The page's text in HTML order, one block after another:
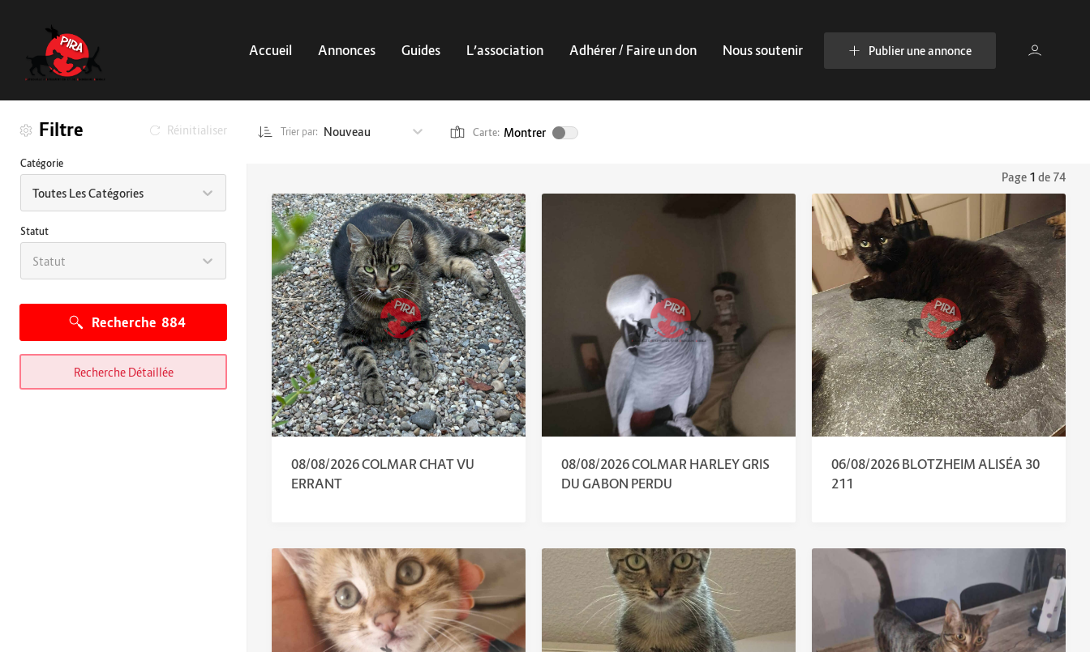
Accueil Annonces Guides L’association Adhérer / Faire un don Nous soutenir Publier une annonce
Filtre Réinitialiser
Catégorie
Toutes Les Catégories
Statut
Statut
Recherche 884
Recherche Détaillée
Trier par: Nouveau Carte: Montrer
Page 1 de 74
08/08/2026 COLMAR CHAT VU
ERRANT
08/08/2026 COLMAR HARLEY GRIS
DU GABON PERDU
06/08/2026 BLOTZHEIM ALISÉA 30
211